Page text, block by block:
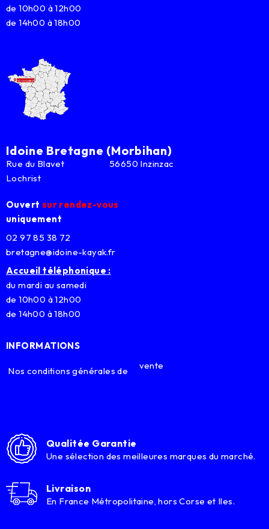
de 10h00 à 12h00
de 14h00 à 18h00
Idoine Bretagne (Morbihan)
Rue du Blavet 56650 Inzinzac
Lochrist
Ouvert sur rendez-vous
uniquement
02 97 85 38 72
bretagne@idoine-kayak.fr
Accueil téléphonique :
du mardi au samedi
de 10h00 à 12h00
de 14h00 à 18h00
INFORMATIONS
Nos conditions générales de vente
Qualitée Garantie
Une sélection des meilleures marques du marché.
Livraison
En France Métropolitaine, hors Corse et Iles.